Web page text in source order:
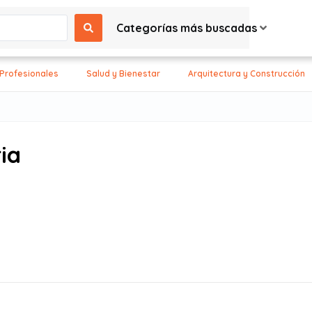
Categorías más buscadas
Salud y Bienestar Arquitectura y Construcción